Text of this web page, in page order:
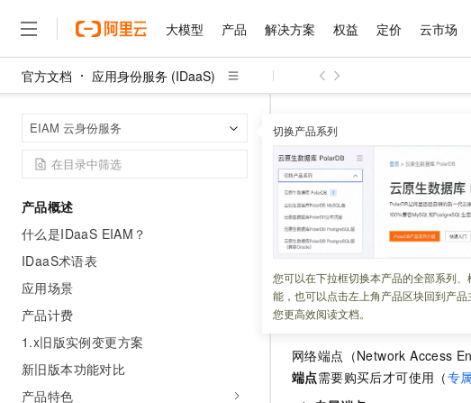
大模型 产品 解决方案 权益 定价 云市场
官方文档 应用身份服务 (IDaaS)
EIAM 云身份服务 切换产品系列
您可以在下拉框切换本产品的全部系列、
能，也可以点击左上角产品区块回到产品
您更高效阅读文档。
产品概述
什么是IDaaS EIAM？
IDaaS术语表
应用场景
产品计费
1.x旧版实例变更方案
新旧版本功能对比
产品特色
网络端点
更新时间： 2026-06-15 08:48:18
本文介绍网络端点的概念、配
基础介绍
网络端点（Network Access
端点需要购买后才可使用（专
大模型
大模型
文本生成
Qwen3.8-Max HOT
智能体时代全能旗舰模型
能看、能想、能动手的多模态智能体模型
Qwen3-VL-Plus
产品
精选产品
人工智能与机器学习
容器
存储
网络与CDN
精选产品
大模型服务平台百炼
大模型服务与应用平台
千问大模型
多元化、高性能、安全可靠的大模型服务
无影云电脑
随时随地安全接入的云上超级电脑
云解析DNS
云原生大数据计算服务 MaxCompute
面向分析的企业级SaaS模式云数据仓库
解决方案
精选解决方案
AI
大数据
现代化应用
精选解决方案
千问办公，解锁你的工作新方式
企业级Agent产品，直接交付可用成果
Agency Agents：拥有专属领域专家
多领域专家智能体,一
HappyHorse 打造一站式影视创作平台
快速拥有专属 OpenClaw
权益 普惠上云
普惠上云 官方力荐
云服务器38元/年起，超值低价云产品抢先
官方推荐返现计划
推荐新用户得奖励，单订单最高返9万
云工开物
高校专属算力普惠，学生认证享300元代
免费试用
解决方案免费试用 新老同享
最高领取价值200元试用点，立即开启云
定价 产品定价
了解云产品的定价详情
云上成本管理
管理和优化成本
云市场 精选商城
网站建设
多端小程序
Salesforce 国际版订阅
友盟天域
观测云
Tuya 物联网平台阿里云版
电子合同
畅捷通
伙伴 成为销售伙伴
分销伙伴
咨询伙伴
销售伙伴合作计划
Salesforce On Alibaba Cloud
Consulting Partner 合作计划
服务 售前咨询
在线服务
售后服务
自助服务
工单服务
短信专区
了解阿里云 为什么选择阿里云
什么是云计算
技术领先
稳定可靠
安全合规
分析师报告
研究报告与白皮书
天池大赛
AI 算法大赛